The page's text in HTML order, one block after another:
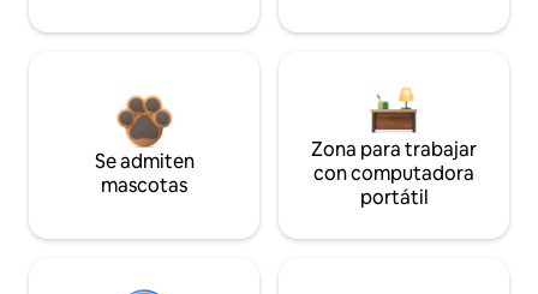
Se admiten
mascotas
Zona para trabajar
con computadora
portátil